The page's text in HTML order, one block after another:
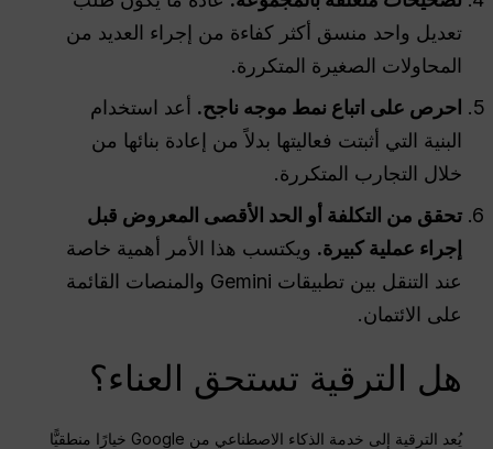
تعديل واحد منسق أكثر كفاءة من إجراء العديد من
المحاولات الصغيرة المتكررة.
احرص على اتباع نمط موجه ناجح. أعد استخدام
البنية التي أثبتت فعاليتها بدلاً من إعادة بنائها من
خلال التجارب المتكررة.
تحقق من التكلفة أو الحد الأقصى المعروض قبل
إجراء عملية كبيرة. ويكتسب هذا الأمر أهمية خاصة
عند التنقل بين تطبيقات Gemini والمنصات القائمة
على الائتمان.
هل الترقية تستحق العناء؟
يُعد الترقية إلى خدمة الذكاء الاصطناعي من Google خيارًا منطقيًّا